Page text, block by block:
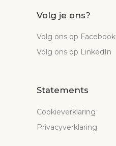
Volg je ons?
Volg ons op Facebook
Volg ons op LinkedIn
Statements
Cookieverklaring
Privacyverklaring